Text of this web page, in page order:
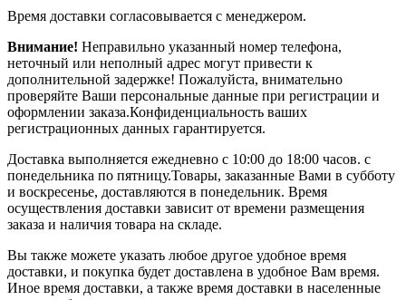
Время доставки согласовывается с менеджером.
Внимание! Неправильно указанный номер телефона,
неточный или неполный адрес могут привести к
дополнительной задержке! Пожалуйста, внимательно
проверяйте Ваши персональные данные при регистрации и
оформлении заказа.Конфиденциальность ваших
регистрационных данных гарантируется.
Доставка выполняется ежедневно с 10:00 до 18:00 часов. с
понедельника по пятницу.Товары, заказанные Вами в субботу
и воскресенье, доставляются в понедельник. Время
осуществления доставки зависит от времени размещения
заказа и наличия товара на складе.
Вы также можете указать любое другое удобное время
доставки, и покупка будет доставлена в удобное Вам время.
Иное время доставки, а также время доставки в населенные